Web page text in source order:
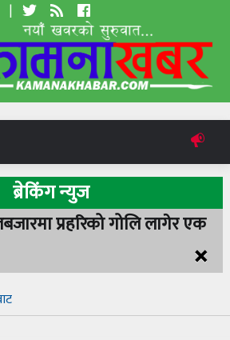
|
ब्रेकिंग न्युज
प्रहरिको गोलि लागेर एक
×